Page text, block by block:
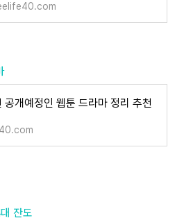
개예정인 웹툰 드라마 정리 추천
잔도